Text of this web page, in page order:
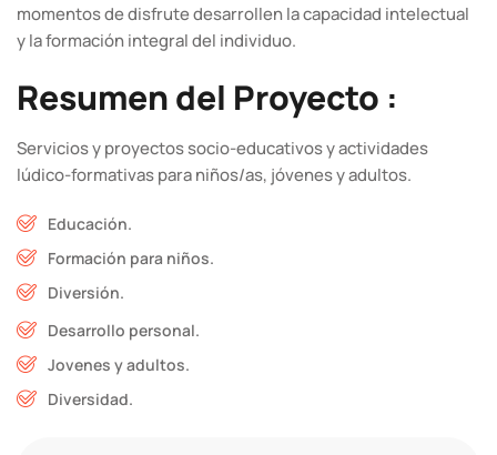
momentos de disfrute desarrollen la capacidad intelectual
y la formación integral del individuo.
Resumen del Proyecto :
Servicios y proyectos socio-educativos y actividades
lúdico-formativas para niños/as, jóvenes y adultos.
Educación.
Formación para niños.
Diversión.
Desarrollo personal.
Jovenes y adultos.
Diversidad.